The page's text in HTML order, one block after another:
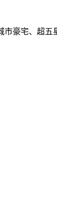
豪宅、超